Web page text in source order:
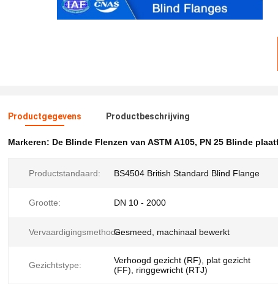
Productgegevens Productbeschrijving
Markeren: De Blinde Flenzen van ASTM A105, PN 25 Blinde
Productstandaard: BS4504 British Standard Blind Flange
Grootte: DN 10 - 2000
Vervaardigingsmethode:Gesmeed, machinaal bewerkt
Gezichtstype:
Verhoogd gezicht (RF), plat gezicht
(FF), ringgewricht (RTJ)